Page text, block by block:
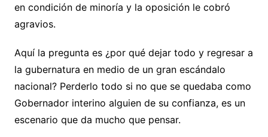
en condición de minoría y la oposición le cobró
agravios.
Aquí la pregunta es ¿por qué dejar todo y regresar a
la gubernatura en medio de un gran escándalo
nacional? Perderlo todo si no que se quedaba como
Gobernador interino alguien de su confianza, es un
escenario que da mucho que pensar.